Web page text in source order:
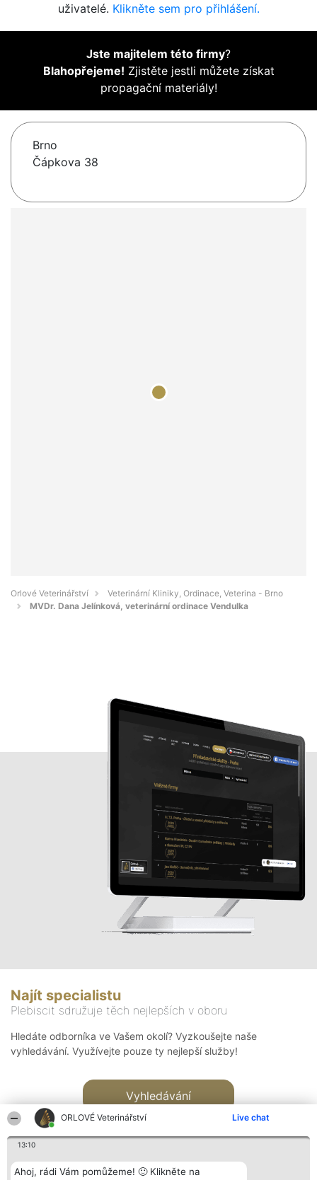
ORLOVÉ Veterinářství Live chat
13:10
Ahoj, rádi Vám pomůžeme! 🙂 Klikněte na
uživatelé. Klikněte sem pro přihlášení.
Jste majitelem této firmy?
Blahopřejeme! Zjistěte jestli můžete získat
propagační materiály!
Brno
Čápkova 38
Orlové Veterinářství
Veterinární Kliniky, Ordinace, Veterina - Brno
MVDr. Dana Jelínková, veterinární ordinace Vendulka
Najít specialistu
Plebiscit sdružuje těch nejlepších v oboru
Hledáte odborníka ve Vašem okolí? Vyzkoušejte naše
vyhledávání. Využívejte pouze ty nejlepší služby!
Vyhledávání